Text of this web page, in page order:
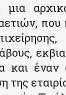
και έναν